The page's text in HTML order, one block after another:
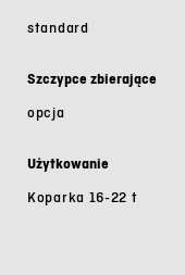
standard
Szczypce zbierające
opcja
Użytkowanie
Koparka 16-22 t